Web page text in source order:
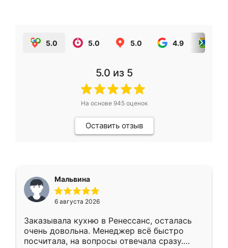
5.0 5.0 5.0 4.9
5.0 из 5
На основе 945оценок
Оставить отзыв
Мальвина
6 августа 2026
Заказывала кухню в Ренессанс, осталась
очень довольна. Менеджер всё быстро
посчитала, на вопросы отвечала сразу.